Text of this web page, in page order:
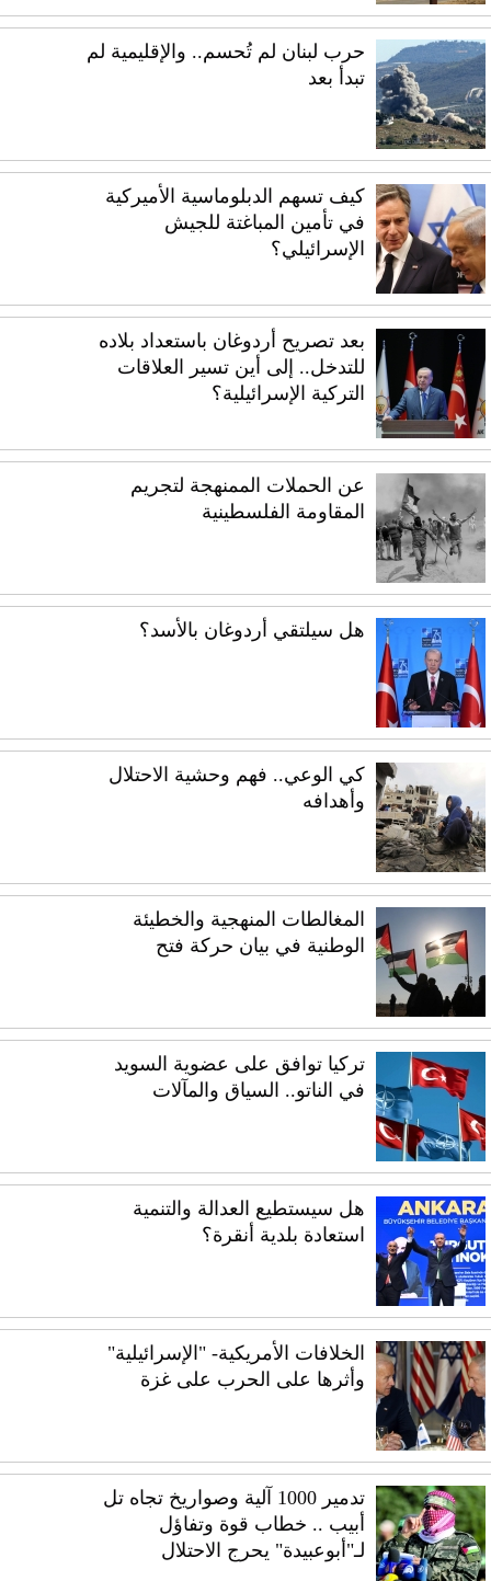
حرب لبنان لم تُحسم.. والإقليمية لم
تبدأ بعد
كيف تسهم الدبلوماسية الأميركية
في تأمين المباغتة للجيش
الإسرائيلي؟
بعد تصريح أردوغان باستعداد بلاده
للتدخل.. إلى أين تسير العلاقات
التركية الإسرائيلية؟
عن الحملات الممنهجة لتجريم
المقاومة الفلسطينية
هل سيلتقي أردوغان بالأسد؟
كي الوعي.. فهم وحشية الاحتلال
وأهدافه
المغالطات المنهجية والخطيئة
الوطنية في بيان حركة فتح
تركيا توافق على عضوية السويد
في الناتو.. السياق والمآلات
هل سيستطيع العدالة والتنمية
استعادة بلدية أنقرة؟
الخلافات الأمريكية- "الإسرائيلية"
وأثرها على الحرب على غزة
تدمير 1000 آلية وصواريخ تجاه تل
أبيب .. خطاب قوة وتفاؤل
لـ"أبوعبيدة" يحرج الاحتلال